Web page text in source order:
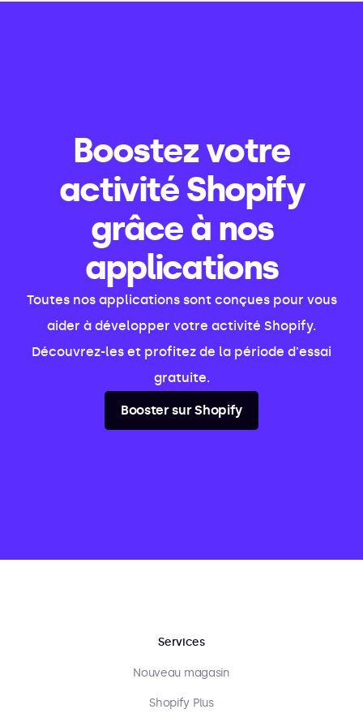
Boostez votre
activité Shopify
grâce à nos
applications
Toutes nos applications sont conçues pour vous
aider à développer votre activité Shopify.
Découvrez-les et profitez de la période d'essai
gratuite.
Booster sur Shopify
Services
Nouveau magasin
Shopify Plus